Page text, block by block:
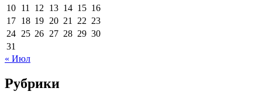
10 11 12 13 14 15 16
17 18 19 20 21 22 23
24 25 26 27 28 29 30
31
« Июл
Рубрики